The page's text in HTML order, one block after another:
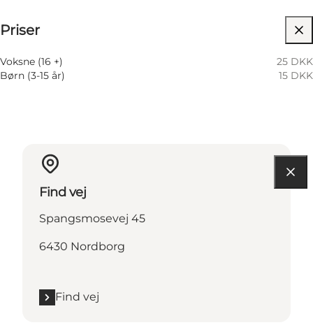
Priser
Voksne (16 +)
25 DKK
Børn (3-15 år)
15 DKK
Find vej
Spangsmosevej 45
6430 Nordborg
Find vej